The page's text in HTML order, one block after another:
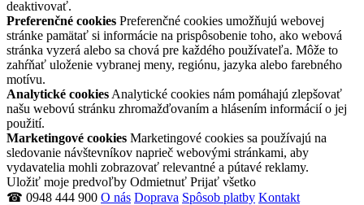
deaktivovať.
Preferenčné cookies Preferenčné cookies umožňujú webovej
stránke pamätať si informácie na prispôsobenie toho, ako webová
stránka vyzerá alebo sa chová pre každého používateľa. Môže to
zahŕňať uloženie vybranej meny, regiónu, jazyka alebo farebného
motívu.
Analytické cookies Analytické cookies nám pomáhajú zlepšovať
našu webovú stránku zhromažďovaním a hlásením informácií o jej
použití.
Marketingové cookies Marketingové cookies sa používajú na
sledovanie návštevníkov naprieč webovými stránkami, aby
vydavatelia mohli zobrazovať relevantné a pútavé reklamy.
Uložiť moje predvoľby Odmietnuť Prijať všetko
☎ 0948 444 900 O nás Doprava Spôsob platby Kontakt